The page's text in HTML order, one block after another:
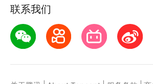
联系我们